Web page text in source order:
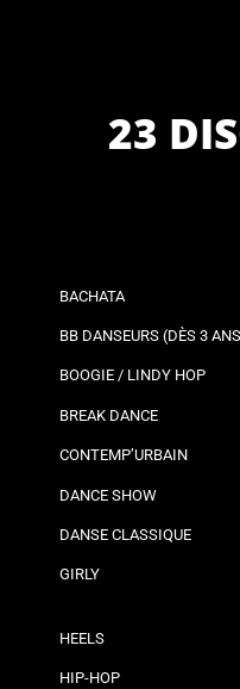
23
BACHATA
BB DANSEURS (DÈS 3
BOOGIE / LINDY HOP
BREAK DANCE
CONTEMP’URBAIN
DANCE SHOW
DANSE CLASSIQUE
GIRLY
HEELS
HIP-HOP